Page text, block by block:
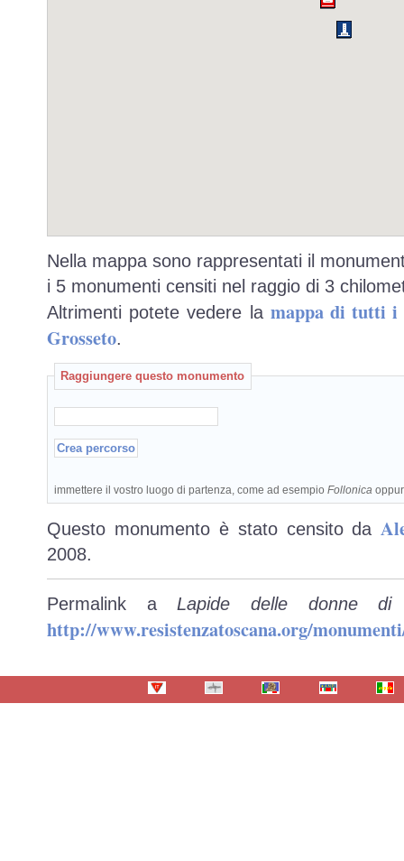
Nella mappa sono rappresentati il
i 5 monumenti censiti nel raggio di 3
Altrimenti potete vedere la mappa di tutti i
Grosseto.
Raggiungere questo monumento
immettere il vostro luogo di partenza, come ad esempio Follonica
Questo monumento è stato censito da
2008.
Permalink a Lapide delle donne di
http://www.resistenzatoscana.org/